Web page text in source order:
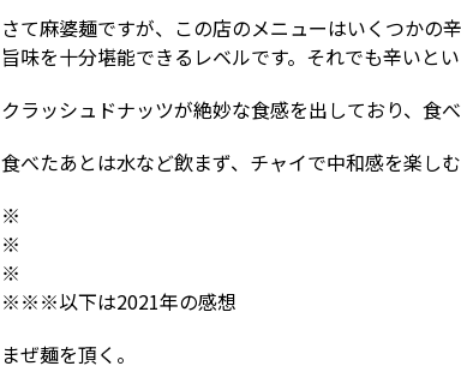
さて麻婆麺ですが、この店のメニューはいくつかの
旨味を十分堪能できるレベルです。それでも辛いと
クラッシュドナッツが絶妙な食感を出しており、食
食べたあとは水など飲まず、チャイで中和感を楽し
※
※
※
※※※以下は2021年の感想
まぜ麺を頂く。